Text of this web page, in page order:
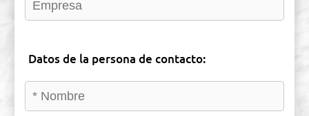
Datos de la persona de contacto: